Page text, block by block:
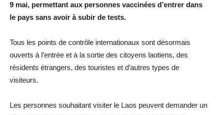
9 mai, permettant aux personnes vaccinées d’entrer dans
le pays sans avoir à subir de tests.
Tous les points de contrôle internationaux sont désormais
ouverts à l’entrée et à la sortie des citoyens laotiens, des
résidents étrangers, des touristes et d’autres types de
visiteurs.
Les personnes souhaitant visiter le Laos peuvent demander un